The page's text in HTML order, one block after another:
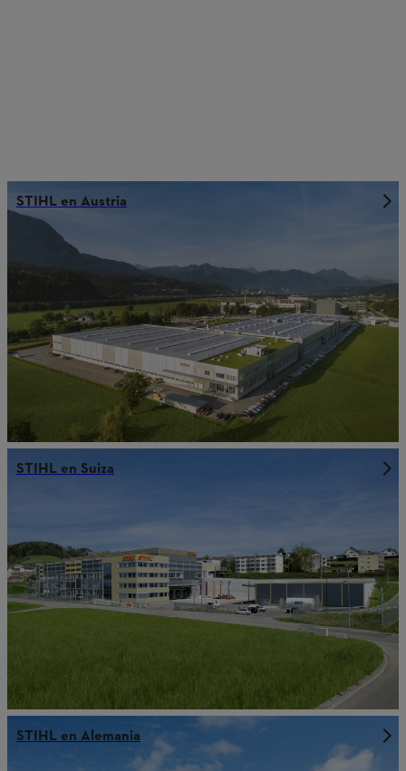
STIHL en Austria
STIHL en Suiza
STIHL en Alemania